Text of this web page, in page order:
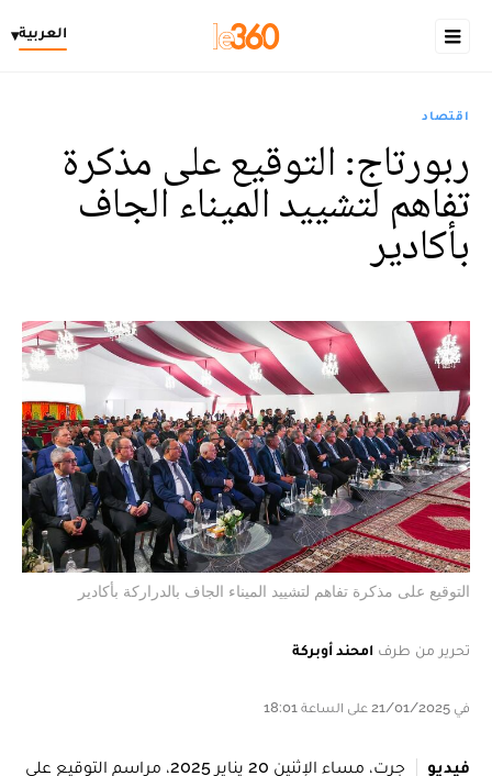
العربية▾
اقتصاد
ربورتاج: التوقيع على مذكرة
تفاهم لتشييد الميناء الجاف
بأكادير
التوقيع على مذكرة تفاهم لتشييد الميناء الجاف بالدراركة بأكادير
تحرير من طرف امحند أوبركة
في 21/01/2025 على الساعة 18:01
فيديو
جرت، مساء الإثنين 20 يناير 2025، مراسم التوقيع على